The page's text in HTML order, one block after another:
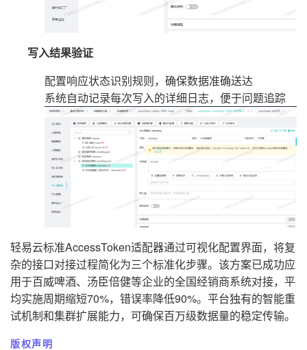
写入结果验证
配置响应状态识别规则，确保数据准确送达
系统自动记录每次写入的详细日志，便于问题追踪
轻易云标准AccessToken适配器通过可视化配置界面，将复
杂的接口对接过程简化为三个标准化步骤。该方案已成功应
用于百威啤酒、汤臣倍健等企业的全国经销商系统对接，平
均实施周期缩短70%，错误率降低90%。平台独有的智能重
试机制和集群扩展能力，可确保百万级数据量的稳定传输。
版权声明